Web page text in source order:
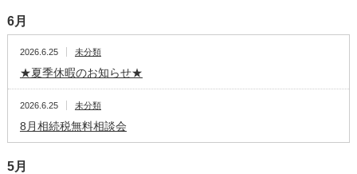
6月
2026.6.25 未分類
★夏季休暇のお知らせ★
2026.6.25 未分類
8月相続税無料相談会
5月